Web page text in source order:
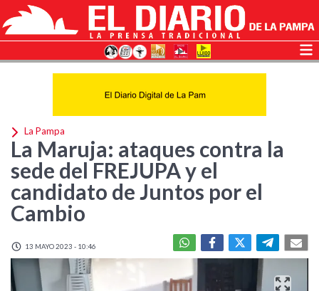
La Pampa
La Maruja: ataques contra la
sede del FREJUPA y el
candidato de Juntos por el
Cambio
13 MAYO 2023 - 10:46